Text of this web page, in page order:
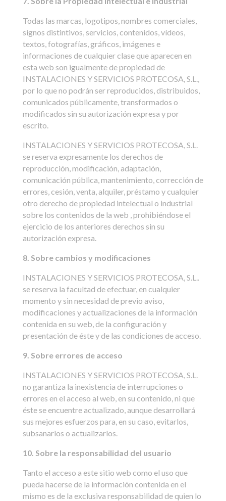
Todas las marcas, logotipos, nombres comerciales,
signos distintivos, servicios, contenidos, vídeos,
textos, fotografías, gráficos, imágenes e
informaciones de cualquier clase que aparecen en
esta web son igualmente de propiedad de
INSTALACIONES Y SERVICIOS PROTECOSA, S.L.,
por lo que no podrán ser reproducidos, distribuidos,
comunicados públicamente, transformados o
modificados sin su autorización expresa y por
escrito.
INSTALACIONES Y SERVICIOS PROTECOSA, S.L.
se reserva expresamente los derechos de
reproducción, modificación, adaptación,
comunicación pública, mantenimiento, corrección de
errores, cesión, venta, alquiler, préstamo y cualquier
otro derecho de propiedad intelectual o industrial
sobre los contenidos de la web , prohibiéndose el
ejercicio de los anteriores derechos sin su
autorización expresa.
8. Sobre cambios y modificaciones
INSTALACIONES Y SERVICIOS PROTECOSA, S.L..
se reserva la facultad de efectuar, en cualquier
momento y sin necesidad de previo aviso,
modificaciones y actualizaciones de la información
contenida en su web, de la configuración y
presentación de éste y de las condiciones de acceso.
9. Sobre errores de acceso
INSTALACIONES Y SERVICIOS PROTECOSA, S.L.
no garantiza la inexistencia de interrupciones o
errores en el acceso al web, en su contenido, ni que
éste se encuentre actualizado, aunque desarrollará
sus mejores esfuerzos para, en su caso, evitarlos,
subsanarlos o actualizarlos.
10. Sobre la responsabilidad del usuario
Tanto el acceso a este sitio web como el uso que
pueda hacerse de la información contenida en el
mismo es de la exclusiva responsabilidad de quien lo